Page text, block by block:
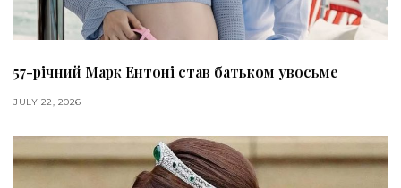
57-річний Марк Ентоні став батьком увосьме
JULY 22, 2026